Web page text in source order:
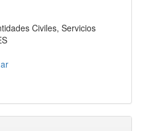
Civiles, Servicios